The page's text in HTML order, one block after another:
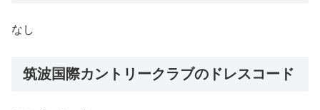
なし
筑波国際カントリークラブのドレスコード